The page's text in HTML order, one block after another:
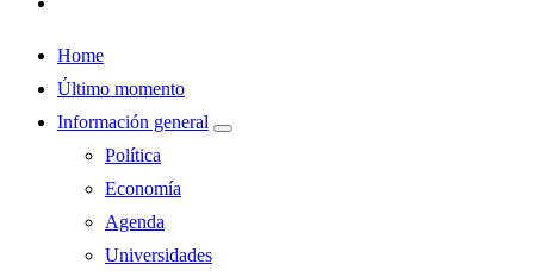
Home
Último momento
Información general
Política
Economía
Agenda
Universidades